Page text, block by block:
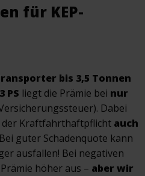
für KEP-
bis 3,5 Tonnen
PS liegt die Prämie bei nur
Dabei
der Kraftfahrthaftpflicht auch
guter Schadenquote kann
ausfallen! Bei negativen
höher aus – aber wir